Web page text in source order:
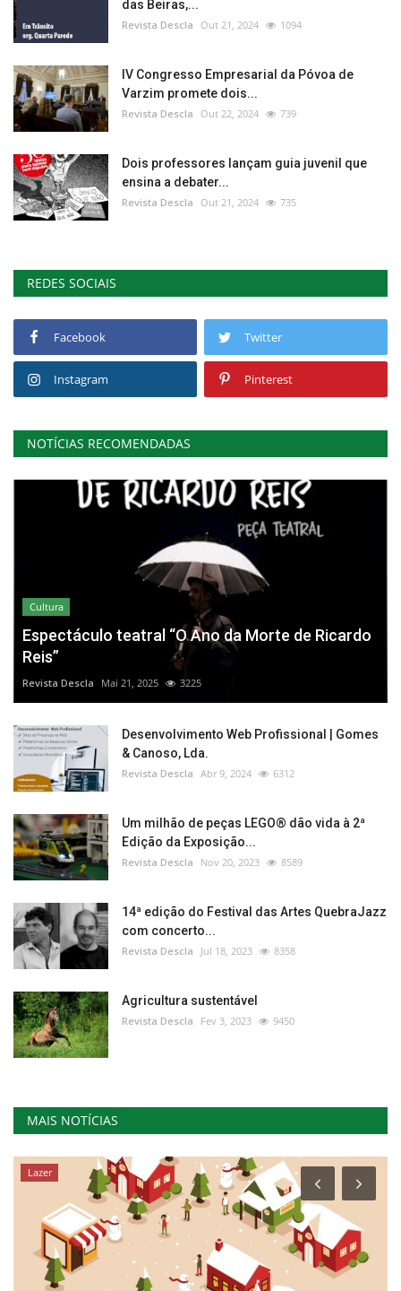
das Beiras,...
Revista Descla Out 21, 2024 1094
IV Congresso Empresarial da Póvoa de
Varzim promete dois...
Revista Descla Out 22, 2024 739
Dois professores lançam guia juvenil que
ensina a debater...
Revista Descla Out 21, 2024 735
REDES SOCIAIS
Facebook Twitter
Instagram Pinterest
NOTÍCIAS RECOMENDADAS
Cultura
Espectáculo teatral “O Ano da Morte de Ricardo
Reis”
Revista Descla Mai 21, 2025 3225
Desenvolvimento Web Profissional | Gomes
& Canoso, Lda.
Revista Descla Abr 9, 2024 6312
Um milhão de peças LEGO® dão vida à 2ª
Edição da Exposição...
Revista Descla Nov 20, 2023 8589
14ª edição do Festival das Artes QuebraJazz
com concerto...
Revista Descla Jul 18, 2023 8358
Agricultura sustentável
Revista Descla Fev 3, 2023 9450
MAIS NOTÍCIAS
Lazer